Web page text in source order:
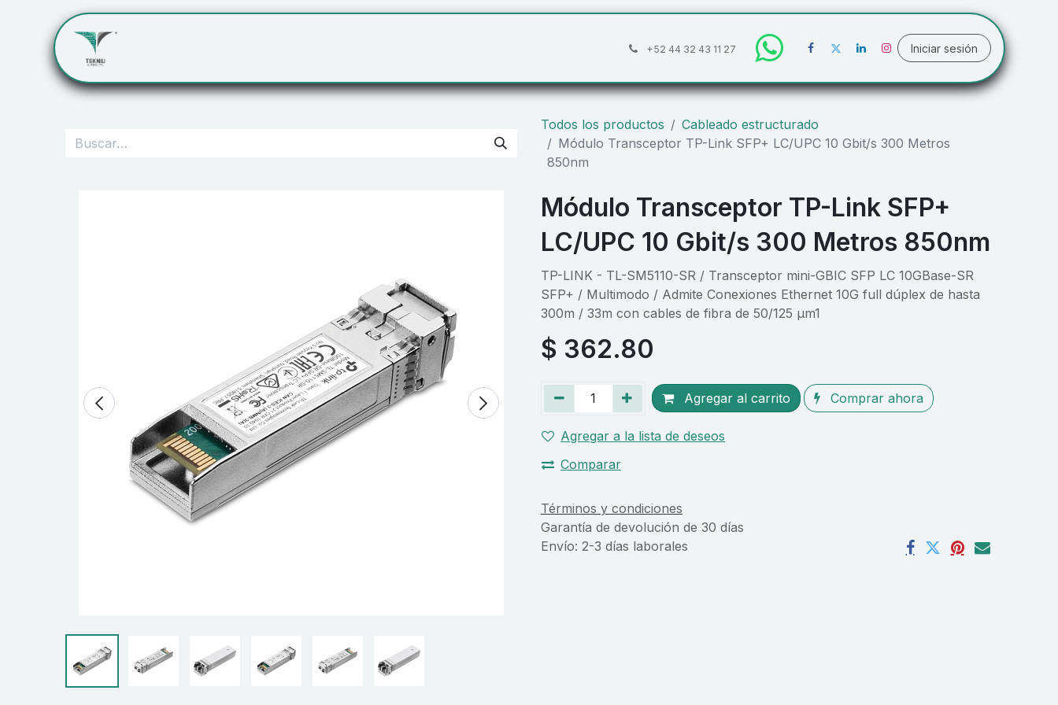
+52 44 32 43 11 27 Iniciar sesión
Todos los productos
Cableado estructurado
Módulo Transceptor TP-Link SFP+ LC/UPC 10 Gbit/s 300 Metros
850nm
Módulo Transceptor TP-Link SFP+
LC/UPC 10 Gbit/s 300 Metros 850nm
TP-LINK - TL-SM5110-SR / Transceptor mini-GBIC SFP LC 10GBase-SR
SFP+ / Multimodo / Admite Conexiones Ethernet 10G full dúplex de hasta
300m / 33m con cables de fibra de 50/125 µm1
$ 362.80
Agregar al carrito Comprar ahora
Agregar a la lista de deseos
Comparar
Términos y condiciones
Garantía de devolución de 30 días
Envío: 2-3 días laborales